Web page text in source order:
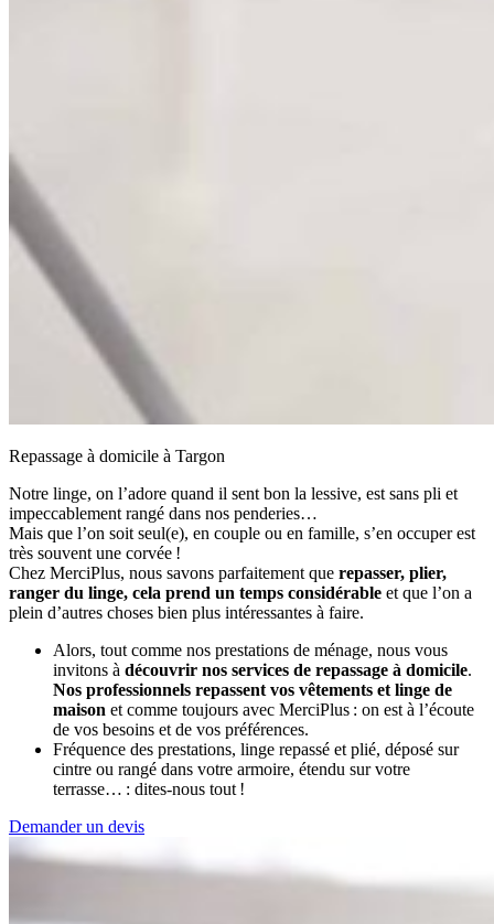
Repassage à domicile à Targon
Notre linge, on l’adore quand il sent bon la lessive, est sans pli et
impeccablement rangé dans nos penderies…
Mais que l’on soit seul(e), en couple ou en famille, s’en occuper est
très souvent une corvée !
Chez MerciPlus, nous savons parfaitement que repasser, plier,
ranger du linge, cela prend un temps considérable et que l’on a
plein d’autres choses bien plus intéressantes à faire.
Alors, tout comme nos prestations de ménage, nous vous
invitons à découvrir nos services de repassage à domicile.
Nos professionnels repassent vos vêtements et linge de
maison et comme toujours avec MerciPlus : on est à l’écoute
de vos besoins et de vos préférences.
Fréquence des prestations, linge repassé et plié, déposé sur
cintre ou rangé dans votre armoire, étendu sur votre
terrasse… : dites-nous tout !
Demander un devis